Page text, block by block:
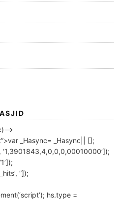
_Hasync= _Hasync|| [];
‘1,3901843,4,0,0,0,00010000’]);
”]);
hs.type =